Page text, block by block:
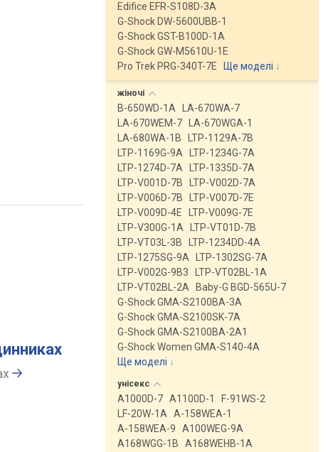
Edifice EFR-S108D-3A
G-Shock DW-5600UBB-1
G-Shock GST-B100D-1A
G-Shock GW-M5610U-1E
Pro Trek PRG-340T-7E
Ще моделі ↓
жіночі
B-650WD-1A
LA-670WA-7
LA-670WEM-7
LA-670WGA-1
LA-680WA-1B
LTP-1129A-7B
LTP-1169G-9A
LTP-1234G-7A
LTP-1274D-7A
LTP-1335D-7A
LTP-V001D-7B
LTP-V002D-7A
LTP-V006D-7B
LTP-V007D-7E
LTP-V009D-4E
LTP-V009G-7E
LTP-V300G-1A
LTP-VT01D-7B
LTP-VT03L-3B
LTP-1234DD-4A
LTP-1275SG-9A
LTP-1302SG-7A
LTP-V002G-9B3
LTP-VT02BL-1A
LTP-VT02BL-2A
Baby-G BGD-565U-7
G-Shock GMA-S2100BA-3A
G-Shock GMA-S2100SK-7A
G-Shock GMA-S2100BA-2A1
G-Shock Women GMA-S140-4A
Ще моделі ↓
унісекс
A1000D-7 A1100D-1
F-91WS-2
LF-20W-1A
A-158WEA-1
A-158WEA-9
A100WEG-9A
A168WGG-1B
A168WEHB-1A